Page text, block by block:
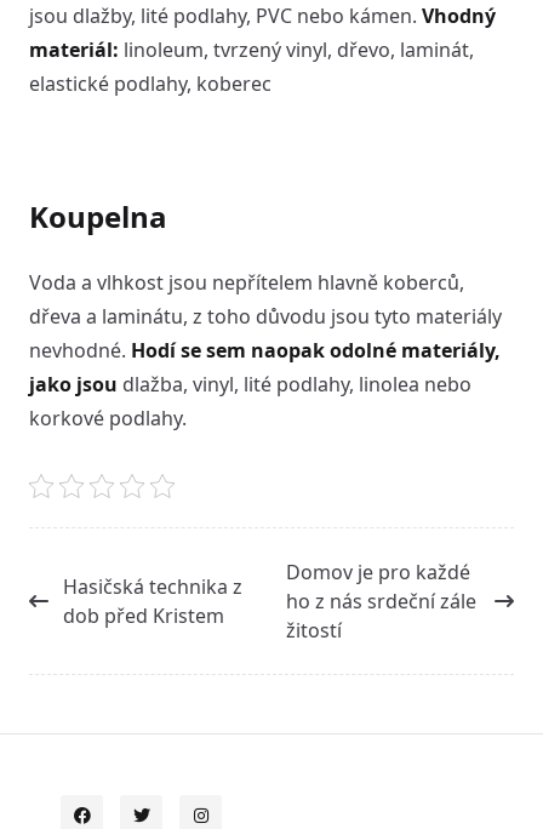
jsou dlažby, lité podlahy, PVC nebo kámen. Vhodný
materiál: linoleum, tvrzený vinyl, dřevo, laminát,
elastické podlahy, koberec
Koupelna
Voda a vlhkost jsou nepřítelem hlavně koberců,
dřeva a laminátu, z toho důvodu jsou tyto materiály
nevhodné. Hodí se sem naopak odolné materiály,
jako jsou dlažba, vinyl, lité podlahy, linolea nebo
korkové podlahy.
class="nav-
subtitle
Hasičská technika z
dob před Kristem
Domov je pro každé
ho z nás srdeční zále
žitostí